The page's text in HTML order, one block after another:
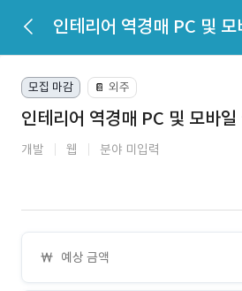
모집 마감 📔 외주
인테리어 역경매 PC 및 모바
개발 웹 분야 미입력
예상 금액